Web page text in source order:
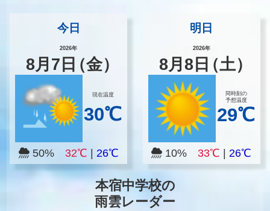
今日
2026年
8月 7 日（金）
現在温度
30℃
50% 32℃ 26℃
明日
2026年
8月8 日（土）
同時刻の
予想温度
29℃
10% 33℃ |26℃
本宿中学校の
雨雲レーダー